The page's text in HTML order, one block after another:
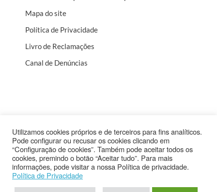
Mapa do site
Política de Privacidade
Livro de Reclamações
Canal de Denúncias
Cofinanciado por
Utilizamos cookies próprios e de terceiros para fins analíticos.
Pode configurar ou recusar os cookies clicando em
“Configuração de cookies”. Também pode aceitar todos os
cookies, premindo o botão “Aceitar tudo”. Para mais
informações, pode visitar a nossa Política de privacidade.
Política de Privacidade